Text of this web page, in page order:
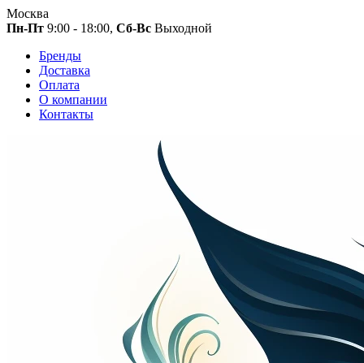
Москва
Пн-Пт 9:00 - 18:00, Сб-Вс Выходной
Бренды
Доставка
Оплата
О компании
Контакты